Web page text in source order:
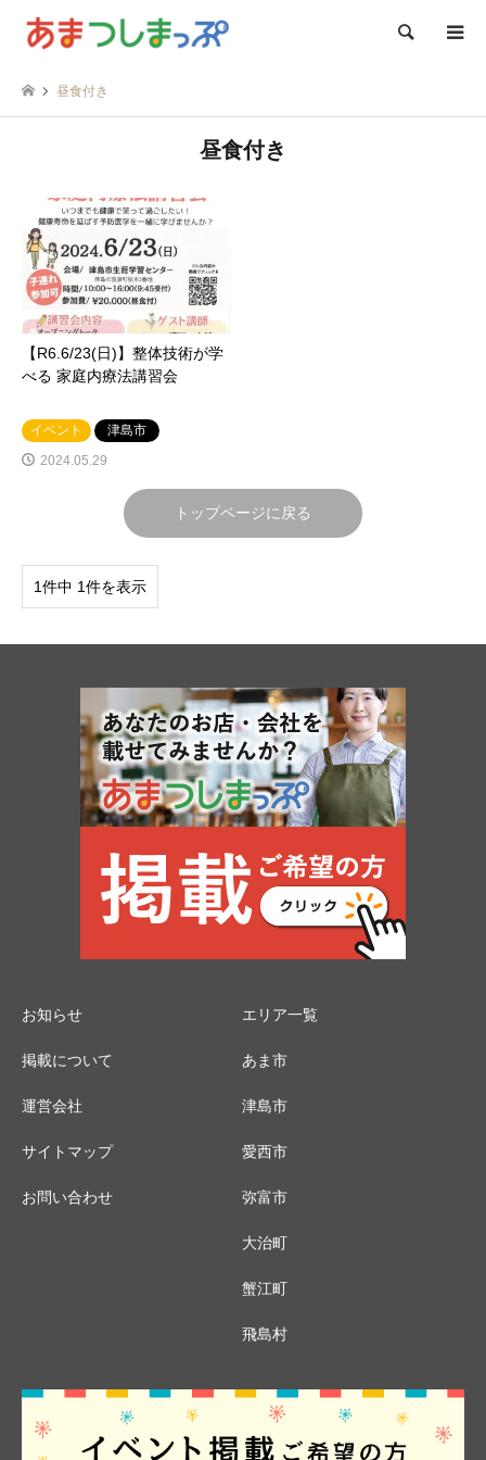
検索
昼食付き
昼食付き
【R6.6/23(日)】整体技術が学
べる 家庭内療法講習会
イベント
津島市
2024.05.29
トップページに戻る
1件中 1件を表示
お知らせ
掲載について
運営会社
サイトマップ
お問い合わせ
エリア一覧
あま市
津島市
愛西市
弥富市
大治町
蟹江町
飛島村